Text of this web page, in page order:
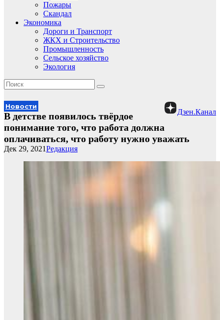
Пожары
Скандал
Экономика
Дороги и Транспорт
ЖКХ и Строительство
Промышленность
Сельское хозяйство
Экология
Новости
Дзен.Канал
В детстве появилось твёрдое
понимание того, что работа должна
оплачиваться, что работу нужно уважать
Редакция
Дек 29, 2021